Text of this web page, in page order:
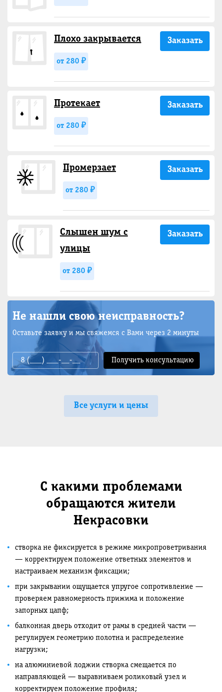
Плохо закрывается
от 280 ₽
Заказать
Протекает
от 280 ₽
Заказать
Промерзает
от 280 ₽
Заказать
Слышен шум с
улицы
от 280 ₽
Заказать
Не нашли свою неисправность?
Оставьте заявку и мы свяжемся с Вами через 2 минуты
Все услуги и цены
С какими проблемами
обращаются жители
Некрасовки
створка не фиксируется в режиме микропроветривания
— корректируем положение ответных элементов и
настраиваем механизм фиксации;
при закрывании ощущается упругое сопротивление —
проверяем равномерность прижима и положение
запорных цапф;
балконная дверь отходит от рамы в средней части —
регулируем геометрию полотна и распределение
нагрузки;
на алюминиевой лоджии створка смещается по
направляющей — выравниваем роликовый узел и
корректируем положение профиля;